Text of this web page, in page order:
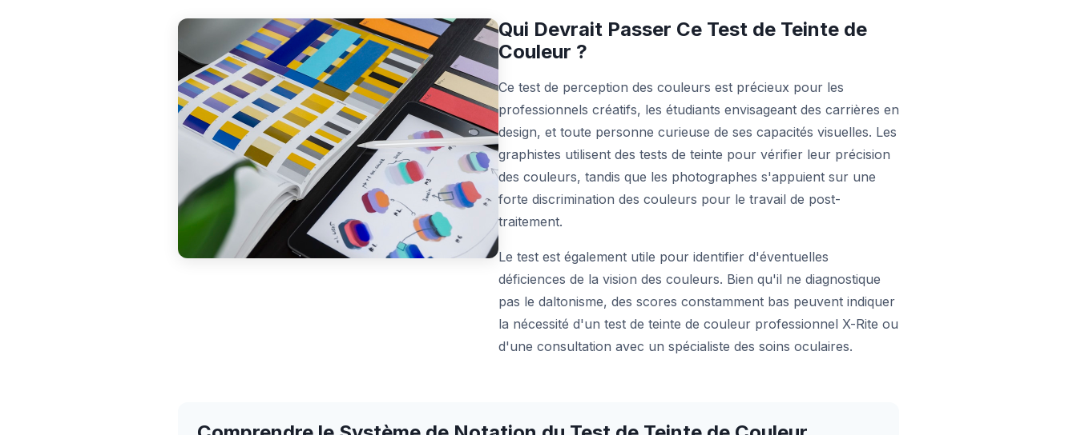
Qui Devrait Passer Ce Test de Teinte de
Couleur ?
Ce test de perception des couleurs est précieux pour les
professionnels créatifs, les étudiants envisageant des carrières en
design, et toute personne curieuse de ses capacités visuelles. Les
graphistes utilisent des tests de teinte pour vérifier leur précision
des couleurs, tandis que les photographes s'appuient sur une
forte discrimination des couleurs pour le travail de post-
traitement.
Le test est également utile pour identifier d'éventuelles
déficiences de la vision des couleurs. Bien qu'il ne diagnostique
pas le daltonisme, des scores constamment bas peuvent indiquer
la nécessité d'un test de teinte de couleur professionnel X-Rite ou
d'une consultation avec un spécialiste des soins oculaires.